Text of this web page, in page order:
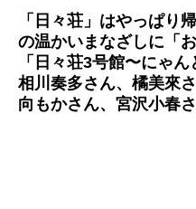
「日々荘」はやっぱり
の温かいまなざしに「
「日々荘3号館〜にゃ
相川奏多さん、橘美來
向もかさん、宮沢小春